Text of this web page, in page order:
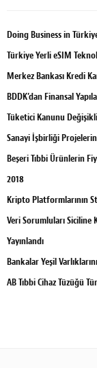
Doing Business in
Türkiye Yerli eSIM
Merkez Bankası Kredi
BDDK’dan Finansal
Tüketici Kanunu
Sanayi İşbirliği
Beşeri Tıbbi Ürünlerin
2018
Kripto Platformlarının
Veri Sorumluları
Yayınlandı
Bankalar Yeşil
AB Tıbbi Cihaz Tüzüğü